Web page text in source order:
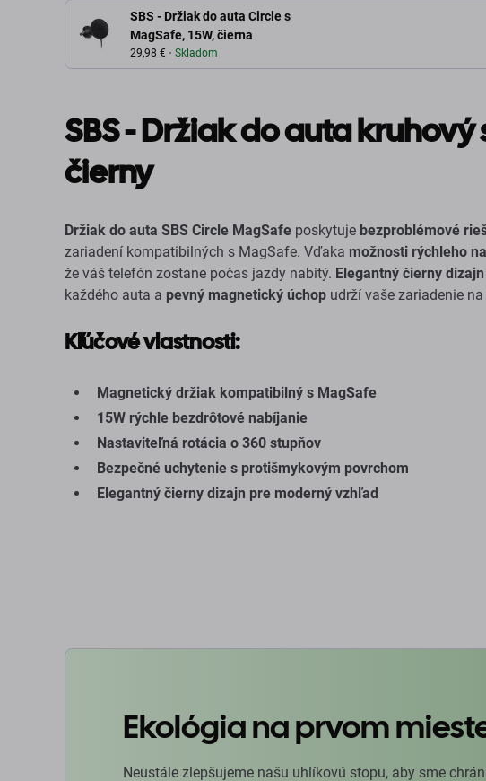
SBS - Držiak do auta Circle s
MagSafe, 15W, čierna
29,98 € Skladom
SBS - Držiak do auta kruhový
čierny
Držiak do auta SBS Circle MagSafe poskytuje bezproblémové
zariadení kompatibilných s MagSafe. Vďaka možnosti rýchleho
že váš telefón zostane počas jazdy nabitý. Elegantný čierny dizajn
každého auta a pevný magnetický úchop udrží vaše zariadenie
Kľúčové vlastnosti:
Magnetický držiak kompatibilný s MagSafe
15W rýchle bezdrôtové nabíjanie
Nastaviteľná rotácia o 360 stupňov
Bezpečné uchytenie s protišmykovým povrchom
Elegantný čierny dizajn pre moderný vzhľad
Ekológia na prvom
Neustále zlepšujeme našu uhlíkovú stopu, aby sme